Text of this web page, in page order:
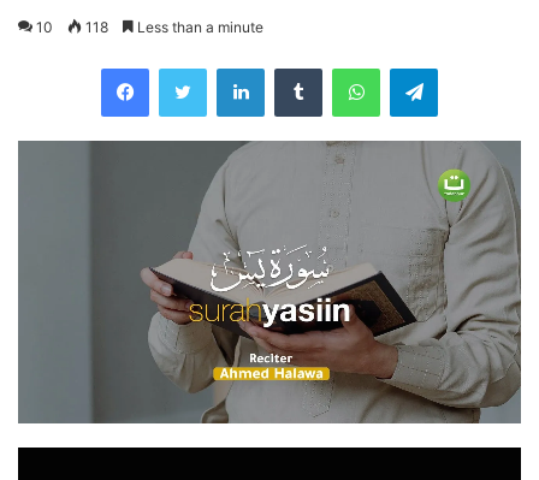
10 118 Less than a minute
LinkedInTumblr WhatsAppTelegram